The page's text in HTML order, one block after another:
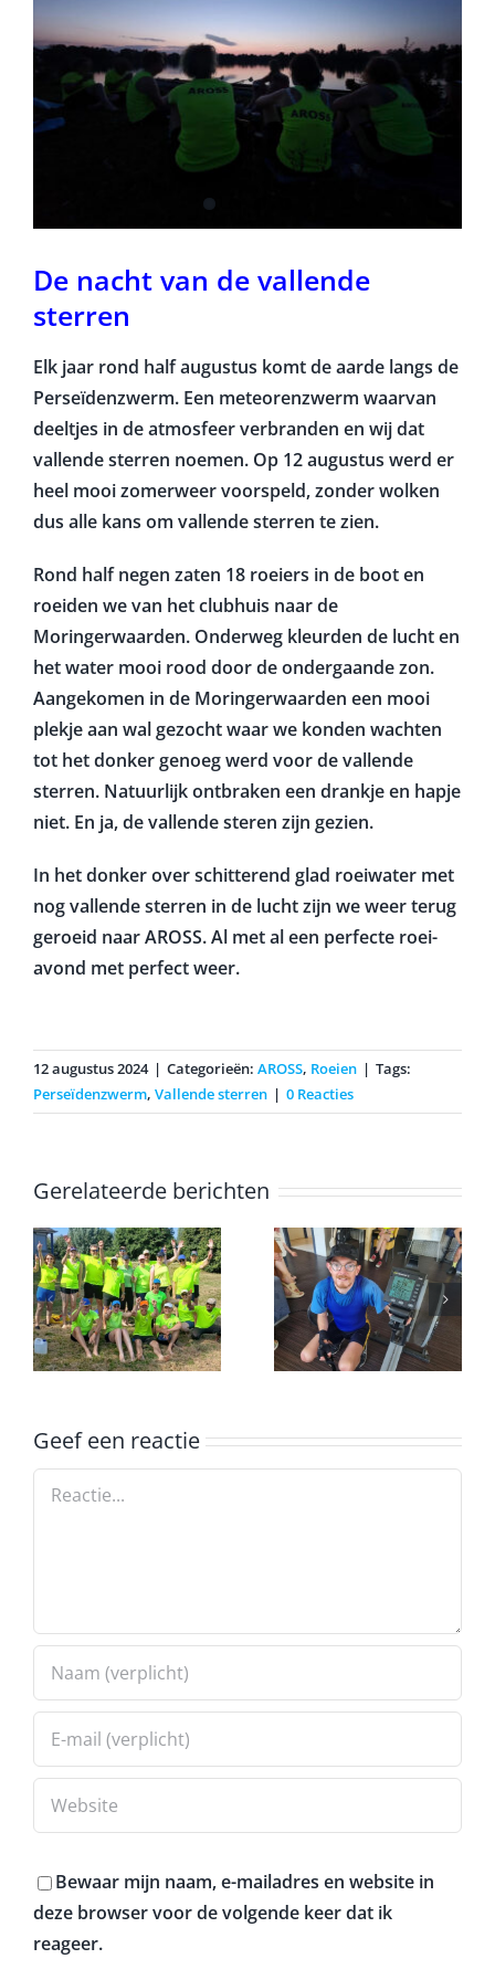
De nacht van de vallende
sterren
Elk jaar rond half augustus komt de aarde langs de
Perseïdenzwerm. Een meteorenzwerm waarvan
deeltjes in de atmosfeer verbranden en wij dat
vallende sterren noemen. Op 12 augustus werd er
heel mooi zomerweer voorspeld, zonder wolken
dus alle kans om vallende sterren te zien.
Rond half negen zaten 18 roeiers in de boot en
roeiden we van het clubhuis naar de
Moringerwaarden. Onderweg kleurden de lucht en
het water mooi rood door de ondergaande zon.
Aangekomen in de Moringerwaarden een mooi
plekje aan wal gezocht waar we konden wachten
tot het donker genoeg werd voor de vallende
sterren. Natuurlijk ontbraken een drankje en hapje
niet. En ja, de vallende steren zijn gezien.
In het donker over schitterend glad roeiwater met
nog vallende sterren in de lucht zijn we weer terug
geroeid naar AROSS. Al met al een perfecte roei-
avond met perfect weer.
12 augustus 2024 | Categorieën: AROSS, Roeien | Tags:
Perseïdenzwerm, Vallende sterren | 0 Reacties
Gerelateerde berichten
Erwin
voltooid de
marathon op
een
Onderlinge
Geef een reactie
Reactie
Bewaar mijn naam, e-mailadres en website in
deze browser voor de volgende keer dat ik
reageer.